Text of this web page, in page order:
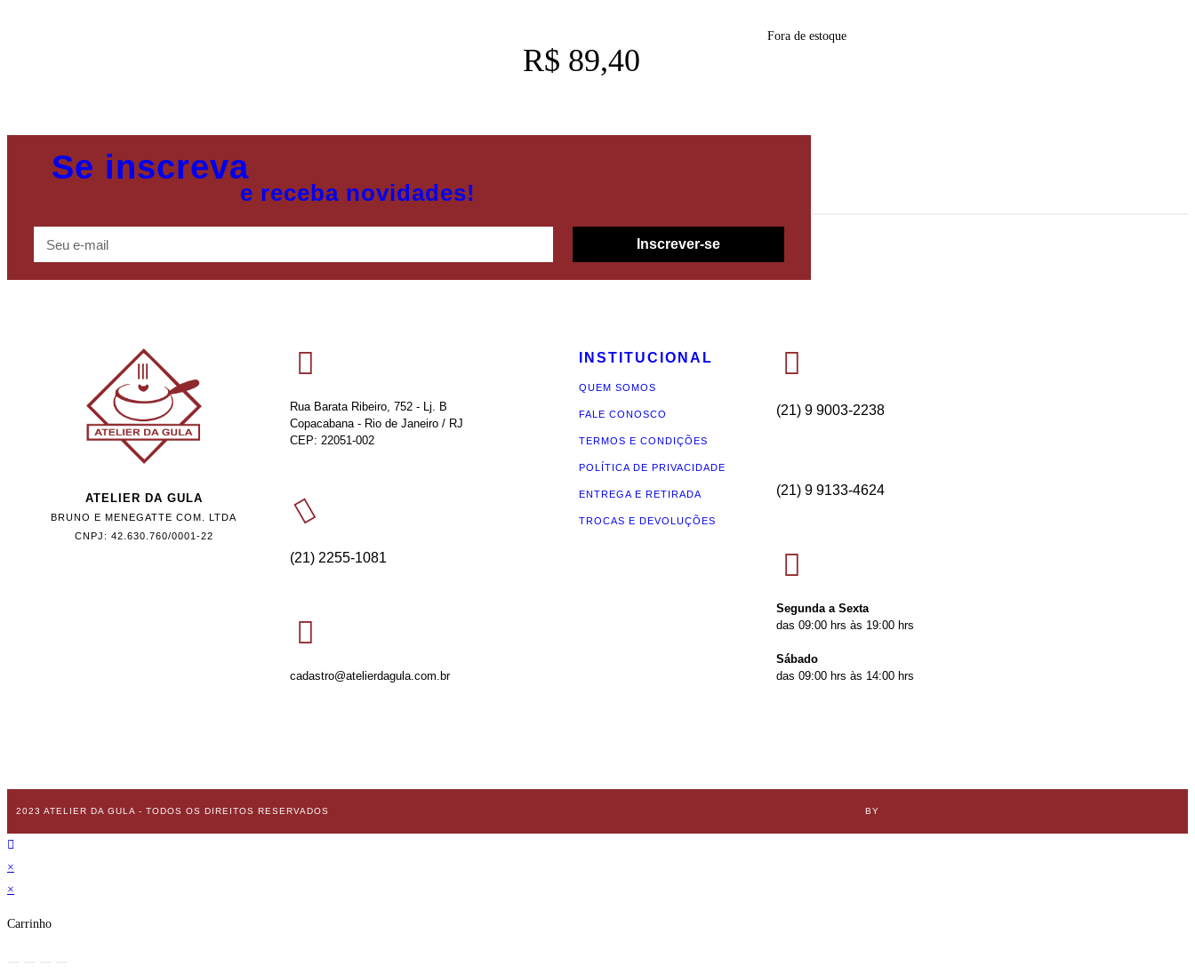
R$ 89,40
Fora de estoque
Se inscreva
e receba novidades!
Inscrever-se
ATELIER DA GULA
BRUNO E MENEGATTE COM. LTDA
CNPJ: 42.630.760/0001-22
Rua Barata Ribeiro, 752 - Lj. B
Copacabana - Rio de Janeiro / RJ
CEP: 22051-002
(21) 2255-1081
cadastro@atelierdagula.com.br
INSTITUCIONAL
QUEM SOMOS
FALE CONOSCO
TERMOS E CONDIÇÕES
POLÍTICA DE PRIVACIDADE
ENTREGA E RETIRADA
TROCAS E DEVOLUÇÕES
(21) 9 9003-2238
(21) 9 9133-4624
Segunda a Sexta
das 09:00 hrs às 19:00 hrs
Sábado
das 09:00 hrs às 14:00 hrs
2023 ATELIER DA GULA - TODOS OS DIREITOS RESERVADOS BY
×
×
Carrinho